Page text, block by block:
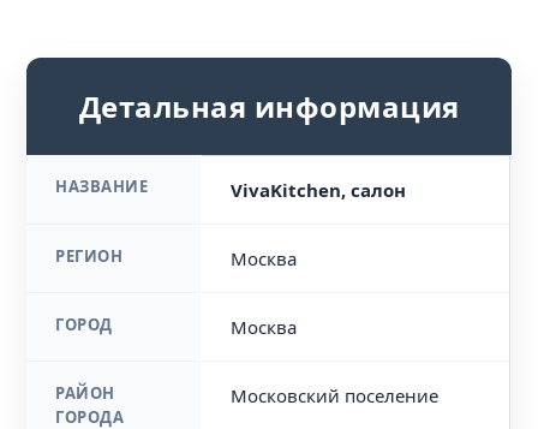
Детальная информация
НАЗВАНИЕ VivaKitchen, салон
РЕГИОН Москва
ГОРОД Москва
РАЙОН
ГОРОДА
Московский поселение